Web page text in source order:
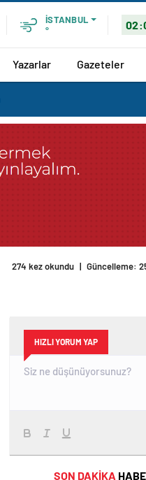
İSTANBUL
°
Yazarlar Gazeteler
274 kez okundu | Güncelleme:
HIZLI YORUM YAP
SON DAKİKA